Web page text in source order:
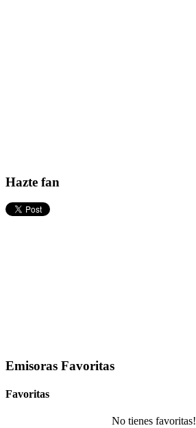
Hazte fan
Emisoras Favoritas
Favoritas
No tienes favoritas!